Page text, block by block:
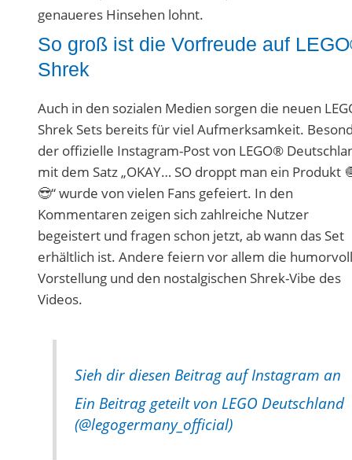
genaueres Hinsehen lohnt.
So groß ist die Vorfreude auf
Shrek
Auch in den sozialen Medien sorgen die neuen
Shrek Sets bereits für viel Aufmerksamkeit.
der offizielle Instagram-Post von LEGO®
mit dem Satz „OKAY… SO droppt man ein Produkt
😎“ wurde von vielen Fans gefeiert. In den
Kommentaren zeigen sich zahlreiche Nutzer
begeistert und fragen schon jetzt, ab wann das Set
erhältlich ist. Andere feiern vor allem die
Vorstellung und den nostalgischen Shrek-Vibe des
Videos.
Sieh dir diesen Beitrag auf Instagram an
Ein Beitrag geteilt von LEGO Deutschland
(@legogermany_official)